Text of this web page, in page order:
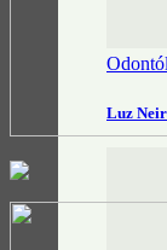
Luz